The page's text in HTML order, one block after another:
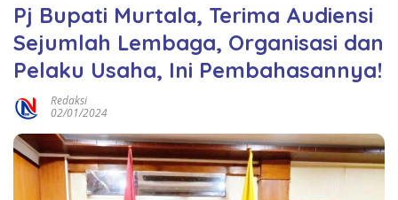
Pj Bupati Murtala, Terima Audiensi
Sejumlah Lembaga, Organisasi dan
Pelaku Usaha, Ini Pembahasannya!
Redaksi
02/01/2024